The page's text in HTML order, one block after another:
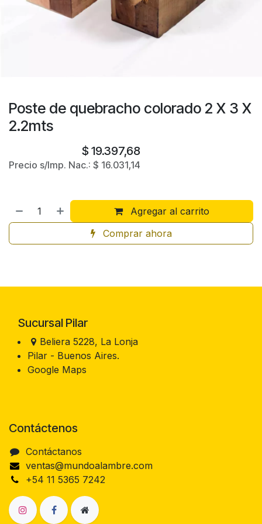
Poste de quebracho colorado 2 X 3 X
2.2mts
$ 19.397,68
Precio s/Imp. Nac.: $ 16.031,14
Agregar al carrito
Comprar ahora
Sucursal Pilar
Beliera 5228, La Lonja
Pilar - Buenos Aires.
Google Maps
Contáctenos
Contáctanos
ventas@mundoalambre.com
+54 11 5365 7242